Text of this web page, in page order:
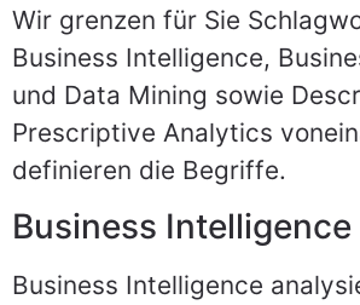
Wir grenzen für Sie
Business Intelligence,
und Data Mining sowie
Prescriptive Analytics
definieren die Begriffe.
Business Intelligence
Business Intelligence